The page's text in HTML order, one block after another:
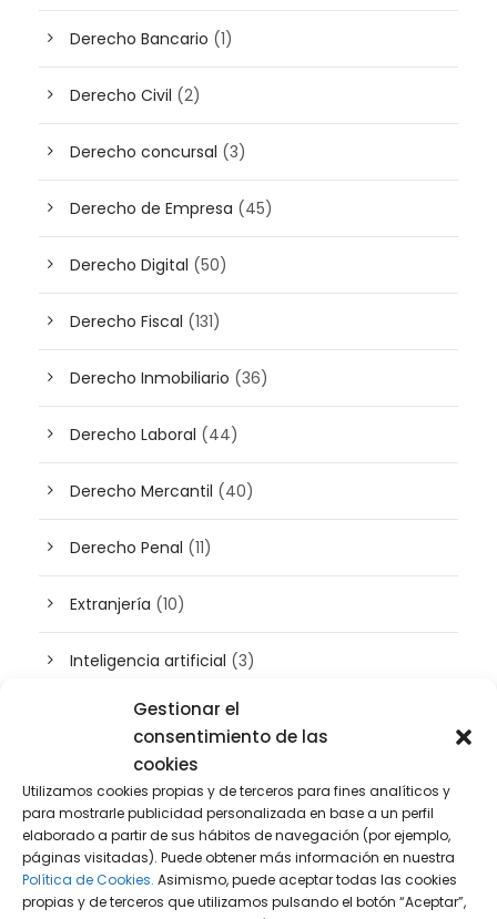
Gestionar el
consentimiento de las
cookies
Utilizamos cookies propias y de terceros para fines analíticos y
para mostrarle publicidad personalizada en base a un perfil
elaborado a partir de sus hábitos de navegación (por ejemplo,
páginas visitadas). Puede obtener más información en nuestra
Política de Cookies. Asimismo, puede aceptar todas las cookies
propias y de terceros que utilizamos pulsando el botón “Aceptar”,
Derecho Bancario (1)
Derecho Civil (2)
Derecho concursal (3)
Derecho de Empresa (45)
Derecho Digital (50)
Derecho Fiscal (131)
Derecho Inmobiliario (36)
Derecho Laboral (44)
Derecho Mercantil (40)
Derecho Penal (11)
Extranjería (10)
Inteligencia artificial (3)
Patrimonio(5)
Plusvalía(2)
Prensa(2)
Propiedad intelectual e industrial(13)